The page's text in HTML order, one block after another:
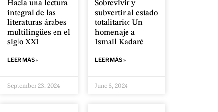
Hacia una lectura
integral de las
literaturas árabes
multilingües en el
siglo XXI
LEER MÁS »
September 23, 2024
Sobrevivir y
subvertir al estado
totalitario: Un
homenaje a
Ismail Kadaré
LEER MÁS »
June 6, 2024